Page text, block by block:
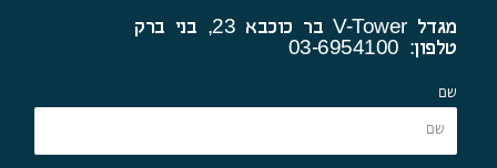
מגדל V-Tower בר כוכבא 23, בני ברק
טלפון: 03-6954100
שם